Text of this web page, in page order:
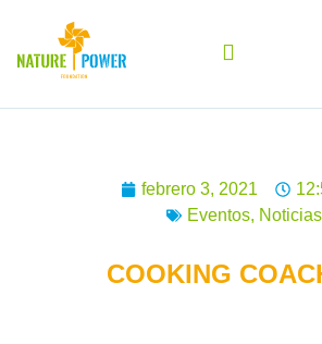
febrero 3, 2021
Eventos, Noticias
COOKING